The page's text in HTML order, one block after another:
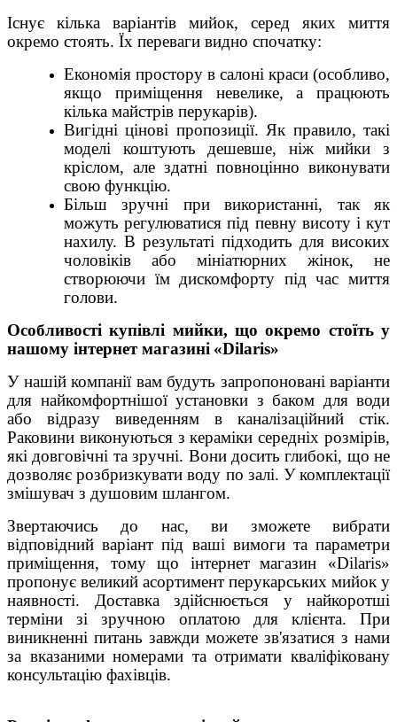
Існує кілька варіантів мийок, серед яких миття
окремо стоять. Їх переваги видно спочатку:
Економія простору в салоні краси (особливо,
якщо приміщення невелике, а працюють
кілька майстрів перукарів).
Вигідні цінові пропозиції. Як правило, такі
моделі коштують дешевше, ніж мийки з
кріслом, але здатні повноцінно виконувати
свою функцію.
Більш зручні при використанні, так як
можуть регулюватися під певну висоту і кут
нахилу. В результаті підходить для високих
чоловіків або мініатюрних жінок, не
створюючи їм дискомфорту під час миття
голови.
Особливості купівлі мийки, що окремо стоїть у
нашому інтернет магазині «Dilaris»
У нашій компанії вам будуть запропоновані варіанти
для найкомфортнішої установки з баком для води
або відразу виведенням в каналізаційний стік.
Раковини виконуються з кераміки середніх розмірів,
які довговічні та зручні. Вони досить глибокі, що не
дозволяє розбризкувати воду по залі. У комплектації
змішувач з душовим шлангом.
Звертаючись до нас, ви зможете вибрати
відповідний варіант під ваші вимоги та параметри
приміщення, тому що інтернет магазин «Dilaris»
пропонує великий асортимент перукарських мийок у
наявності. Доставка здійснюється у найкоротші
терміни зі зручною оплатою для клієнта. При
виникненні питань завжди можете зв'язатися з нами
за вказаними номерами та отримати кваліфіковану
консультацію фахівців.